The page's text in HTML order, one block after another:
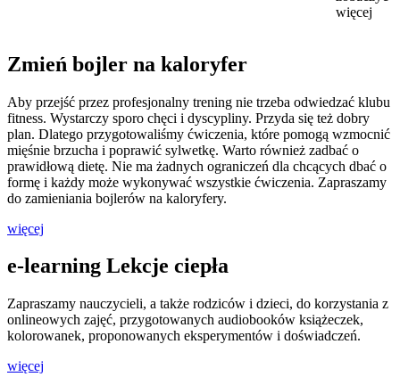
więcej
Zmień bojler na kaloryfer
Aby przejść przez profesjonalny trening nie trzeba odwiedzać klubu
fitness. Wystarczy sporo chęci i dyscypliny. Przyda się też dobry
plan. Dlatego przygotowaliśmy ćwiczenia, które pomogą wzmocnić
mięśnie brzucha i poprawić sylwetkę. Warto również zadbać o
prawidłową dietę. Nie ma żadnych ograniczeń dla chcących dbać o
formę i każdy może wykonywać wszystkie ćwiczenia. Zapraszamy
do zamieniania bojlerów na kaloryfery.
więcej
e-learning Lekcje ciepła
Zapraszamy nauczycieli, a także rodziców i dzieci, do korzystania z
onlineowych zajęć, przygotowanych audiobooków książeczek,
kolorowanek, proponowanych eksperymentów i doświadczeń.
więcej